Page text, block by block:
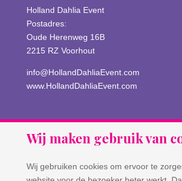
Holland Dahlia Event
Postadres:
Oude Herenweg 16B
2215 RZ Voorhout
info@HollandDahliaEvent.com
www.HollandDahliaEvent.com
Wij maken gebruik van
Wij gebruiken cookies om ervoor te